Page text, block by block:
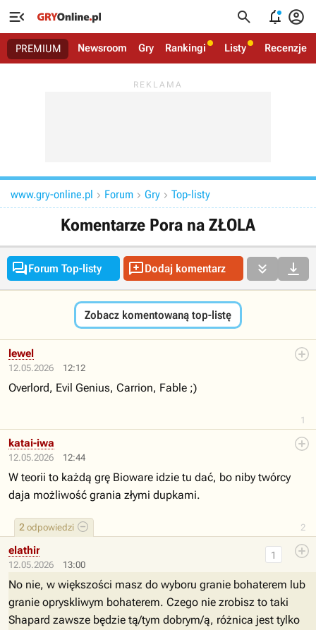
   
PREMIUM Newsroom Gry Rankingi Listy Recenzje
www.gry-online.pl  Forum  Gry  Top-listy
Komentarze Pora na ZŁOLA
Forum Top-listy Dodaj komentarz  
Zobacz komentowaną top-listę
12.05.2026 12:12
1
lewel
Overlord, Evil Genius, Carrion, Fable ;)
12.05.2026 12:44
2
2 odpowiedzi
katai-iwa
W teorii to każdą grę Bioware idzie tu dać, bo niby twórcy
daja możliwość grania złymi dupkami.
12.05.2026 13:00
1
elathir
No nie, w większości masz do wyboru granie bohaterem lub
granie opryskliwym bohaterem. Czego nie zrobisz to taki
Shapard zawsze będzie tą/tym dobrym/ą, różnica jest tylko